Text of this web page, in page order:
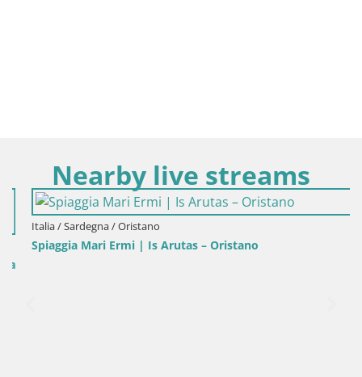
Nearby live streams
Italia / Sardegna / Oristano
Spiaggia Mari Ermi | Is Arutas – Oristano